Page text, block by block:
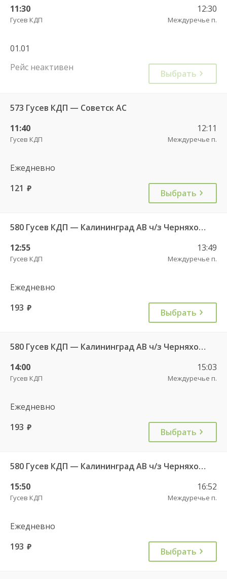
11:30
Гусев КДП
12:30
Междуречье п.
01.01
Рейс неактивен
Выбрать
573 Гусев КДП — Советск АС
11:40
Гусев КДП
12:11
Междуречье п.
Ежедневно
121 руб. Выбрать
580 Гусев КДП — Калининград АВ ч/з Черняховск АС
12:55
Гусев КДП
13:49
Междуречье п.
Ежедневно
193 руб. Выбрать
580 Гусев КДП — Калининград АВ ч/з Черняховск АС
14:00
Гусев КДП
15:03
Междуречье п.
Ежедневно
193 руб. Выбрать
580 Гусев КДП — Калининград АВ ч/з Черняховск АС
15:50
Гусев КДП
16:52
Междуречье п.
Ежедневно
193 руб. Выбрать